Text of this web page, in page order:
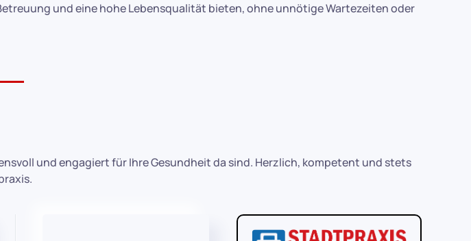
und eine hohe Lebensqualität bieten, ohne unnötige Wartezeiten oder
und engagiert für Ihre Gesundheit da sind. Herzlich, kompetent und stets